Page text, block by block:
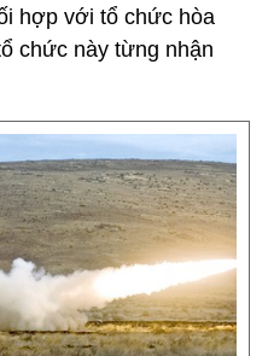
hợp với tổ chức hòa
chức này từng nhận